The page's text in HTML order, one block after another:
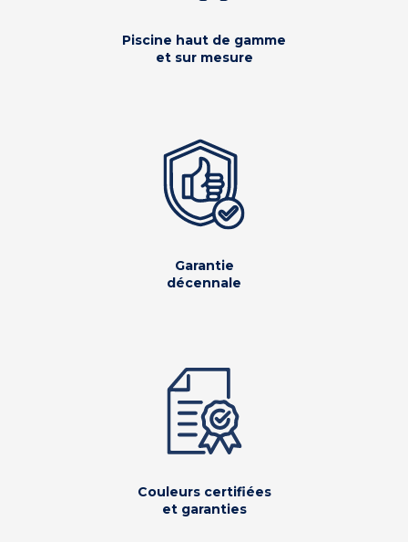
Piscine haut de gamme
et sur mesure
Garantie
décennale
Couleurs certifiées
et garanties